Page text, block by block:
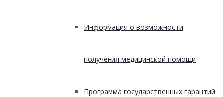
Информация о возможности
получения медицинской помощи
Программа государственных гарантий